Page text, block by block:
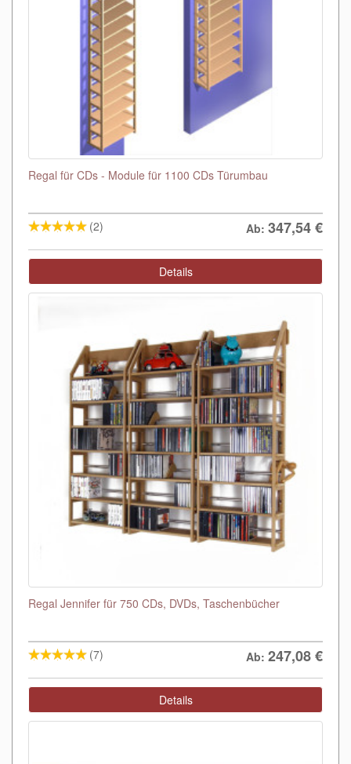
Regal für CDs - Module für 1100 CDs Türumbau
(2) Ab: 347,54€
Details
Regal Jennifer für 750 CDs, DVDs, Taschenbücher
(7) Ab: 247,08€
Details